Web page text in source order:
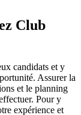
Club
candidats et y
Assurer la
et le planning
Pour y
expérience et